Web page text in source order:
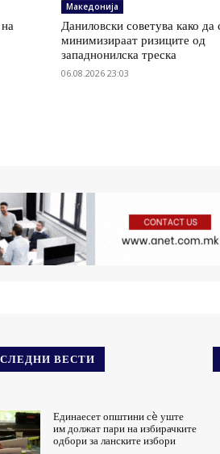
Македонија
Даниловски советува како да
минимизираат ризиците од
западнонилска треска
06.08.2026 23:03
ВЕСТИ
Единаесет општини сè уште
им должат пари на избирачките
одбори за ланските избори